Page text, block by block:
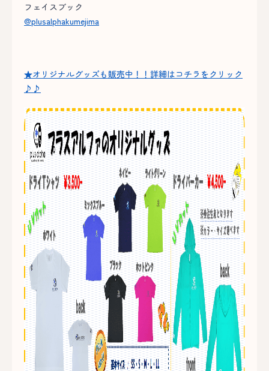
フェイスブック
@plusalphakumejima
★オリジナルグッズも販売中！！詳細はコチラをクリック
♪♪